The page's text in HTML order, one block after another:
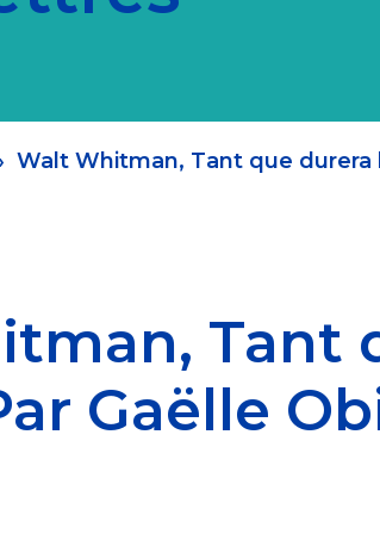
Walt Whitman, Tant que durera
Tant
Gaëlle